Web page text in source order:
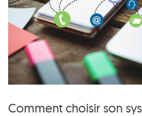
Comment choisir son